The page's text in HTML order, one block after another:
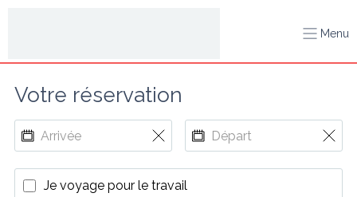
Menu
Votre réservation
Je voyage pour le travail